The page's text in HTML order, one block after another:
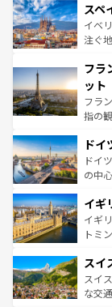
ろん
景な
ピザ
ませ
なお
しい。
スペ
イベ
注ぐ
文化
れる
る。
アー
せる
ンテ
フラ
ット
フラ
指の
で、
聖堂
から
いる
香り
らに
れる
を参
ドイ
ドイ
の中
顔を
ルリ
して
は、お
ドイ
イギ
イギ
トミ
リア
ティ
戦な
スイ
スイ
な交